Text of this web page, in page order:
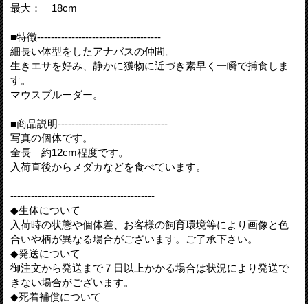
最大： 18cm
■特徴------------------------------------
細長い体型をしたアナバスの仲間。
生きエサを好み、静かに獲物に近づき素早く一瞬で捕食しま
す。
マウスブルーダー。
■商品説明--------------------------------
写真の個体です。
全長 約12cm程度です。
入荷直後からメダカなどを食べています。
------------------------------------------
◆生体について
入荷時の状態や個体差、お客様の飼育環境等により画像と色
合いや柄が異なる場合がございます。ご了承下さい。
◆発送について
御注文から発送まで７日以上かかる場合は状況により発送で
きない場合がございます。
◆死着補償について